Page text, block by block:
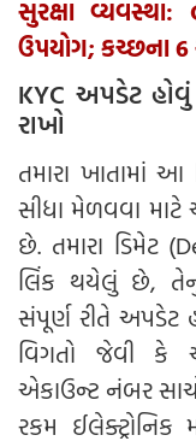
સુરક્ષા વ્યવસ્થા:
ઉપયોગ; કચ્છના
KYC અપડેટ
રાખો
તમારા ખાતામાં
સીધા મેળવવા માટે
છે. તમારા ડિમેટ
લિંક થયેલું છે, તેનું
સંપૂર્ણ રીતે અપડેટ
વિગતો જેવી કે
એકાઉન્ટ નંબર
રકમ ઈલેક્ટ્રોનિક